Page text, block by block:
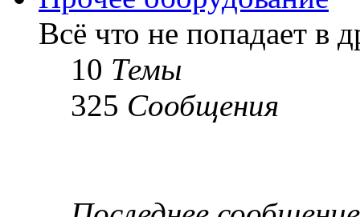
Всё что не попадает в
10 Темы
325 Сообщения